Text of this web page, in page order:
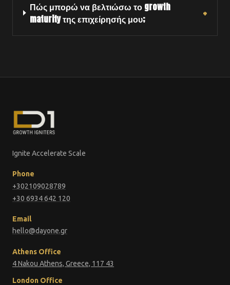
Πώς μπορώ να βελτιώσω το growth
maturity της επιχείρησής μου;
+
Ignite Accelerate Scale
Phone
+302109028789
+30 6934 642 120
Email
hello@dayone.gr
Athens Office
4 Nakou Athens, Greece, 117 43
London Office